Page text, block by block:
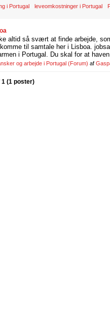
i Portugal leveomkostninger i Portugal
altid så svært at finde arbejde,
til samtale her i Lisboa.
i Portugal. Du skal for at
og arbejde i Portugal (Forum) af
1 (1 poster)